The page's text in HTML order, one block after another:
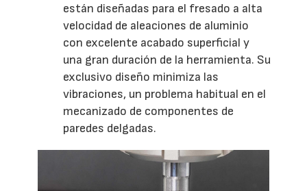
están diseñadas para el fresado a alta
velocidad de aleaciones de aluminio
con excelente acabado superficial y
una gran duración de la herramienta. Su
exclusivo diseño minimiza las
vibraciones, un problema habitual en el
mecanizado de componentes de
paredes delgadas.